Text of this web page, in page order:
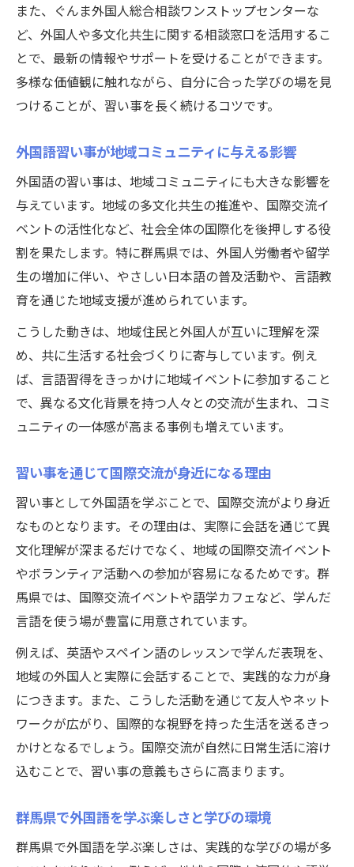
ぐんま外国人総合相談から見る教育支援例
習い事で広がる国際交流と地域活動
外国語習い事が国際交流の場になる理由
地域活動と連携した習い事の新しい形
習い事を通じて地域社会に貢献する方法
外国語習い事で交流が深まる仕組みを紹介
ぐんま外国人総合相談の活用法を解説
外国語習い事とぐんま外国人総合相談の連
携法
相談窓口を活用した習い事選びのポイント
方
外国人支援と習い事サービスの利用方法
総合相談センターが提供する習い事情報の
特徴
また、ぐんま外国人総合相談ワンストップセンターな
ど、外国人や多文化共生に関する相談窓口を活用するこ
とで、最新の情報やサポートを受けることができます。
多様な価値観に触れながら、自分に合った学びの場を見
つけることが、習い事を長く続けるコツです。
外国語習い事が地域コミュニティに与える影響
外国語の習い事は、地域コミュニティにも大きな影響を
与えています。地域の多文化共生の推進や、国際交流イ
ベントの活性化など、社会全体の国際化を後押しする役
割を果たします。特に群馬県では、外国人労働者や留学
生の増加に伴い、やさしい日本語の普及活動や、言語教
育を通じた地域支援が進められています。
こうした動きは、地域住民と外国人が互いに理解を深
め、共に生活する社会づくりに寄与しています。例え
ば、言語習得をきっかけに地域イベントに参加すること
で、異なる文化背景を持つ人々との交流が生まれ、コミ
ュニティの一体感が高まる事例も増えています。
習い事を通じて国際交流が身近になる理由
習い事として外国語を学ぶことで、国際交流がより身近
なものとなります。その理由は、実際に会話を通じて異
文化理解が深まるだけでなく、地域の国際交流イベント
やボランティア活動への参加が容易になるためです。群
馬県では、国際交流イベントや語学カフェなど、学んだ
言語を使う場が豊富に用意されています。
例えば、英語やスペイン語のレッスンで学んだ表現を、
地域の外国人と実際に会話することで、実践的な力が身
につきます。また、こうした活動を通じて友人やネット
ワークが広がり、国際的な視野を持った生活を送るきっ
かけとなるでしょう。国際交流が自然に日常生活に溶け
込むことで、習い事の意義もさらに高まります。
群馬県で外国語を学ぶ楽しさと学びの環境
群馬県で外国語を学ぶ楽しさは、実践的な学びの場が多